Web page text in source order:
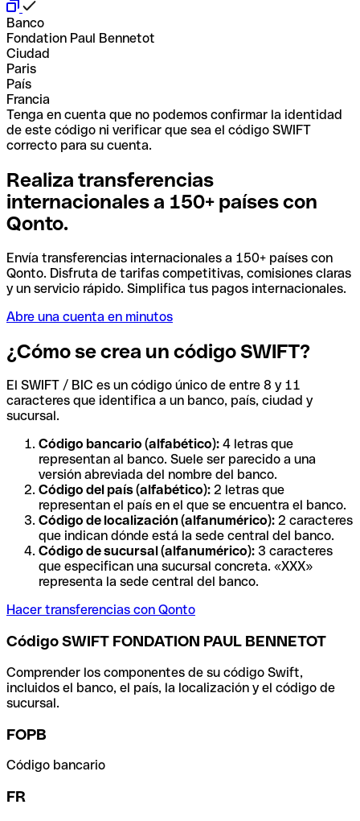
Banco
Fondation Paul Bennetot
Ciudad
Paris
País
Francia
Tenga en cuenta que no podemos confirmar la identidad
de este código ni verificar que sea el código SWIFT
correcto para su cuenta.
Realiza transferencias
internacionales a 150+ países con
Qonto.
Envía transferencias internacionales a 150+ países con
Qonto. Disfruta de tarifas competitivas, comisiones claras
y un servicio rápido. Simplifica tus pagos internacionales.
Abre una cuenta en minutos
¿Cómo se crea un código SWIFT?
El SWIFT / BIC es un código único de entre 8 y 11
caracteres que identifica a un banco, país, ciudad y
sucursal.
Código bancario (alfabético): 4 letras que
representan al banco. Suele ser parecido a una
versión abreviada del nombre del banco.
Código del país (alfabético): 2 letras que
representan el país en el que se encuentra el banco.
Código de localización (alfanumérico): 2 caracteres
que indican dónde está la sede central del banco.
Código de sucursal (alfanumérico): 3 caracteres
que especifican una sucursal concreta. «XXX»
representa la sede central del banco.
Hacer transferencias con Qonto
Código SWIFT FONDATION PAUL BENNETOT
Comprender los componentes de su código Swift,
incluidos el banco, el país, la localización y el código de
sucursal.
FOPB
Código bancario
FR